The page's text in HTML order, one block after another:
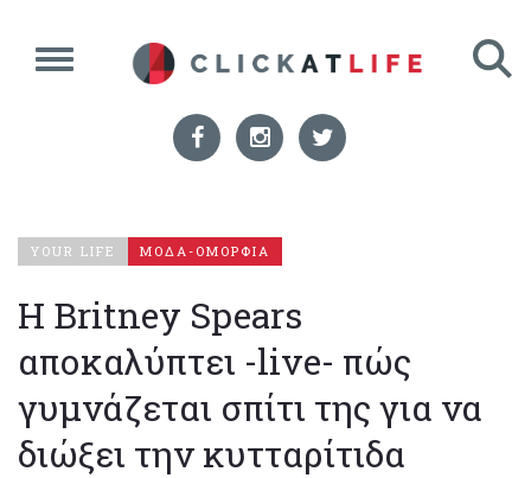
YOUR LIFE ΜΟΔΑ-ΟΜΟΡΦΙΑ
Η Britney Spears
αποκαλύπτει -live- πώς
γυμνάζεται σπίτι της για να
διώξει την κυτταρίτιδα